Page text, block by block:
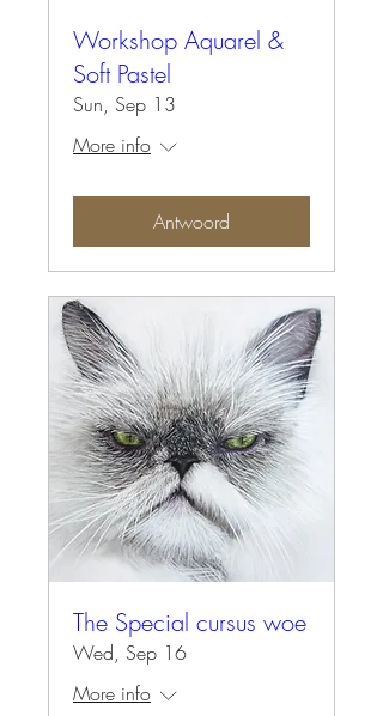
Workshop Aquarel &
Soft Pastel
Sun, Sep 13
More info
Antwoord
The Special cursus woe
Wed, Sep 16
More info